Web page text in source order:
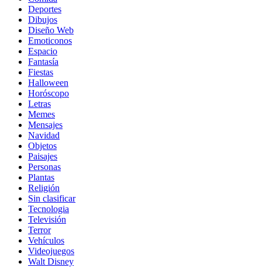
Deportes
Dibujos
Diseño Web
Emoticonos
Espacio
Fantasía
Fiestas
Halloween
Horóscopo
Letras
Memes
Mensajes
Navidad
Objetos
Paisajes
Personas
Plantas
Religión
Sin clasificar
Tecnologia
Televisión
Terror
Vehículos
Videojuegos
Walt Disney